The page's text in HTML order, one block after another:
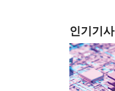
인기기사